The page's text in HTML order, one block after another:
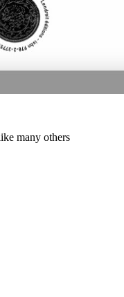
many others